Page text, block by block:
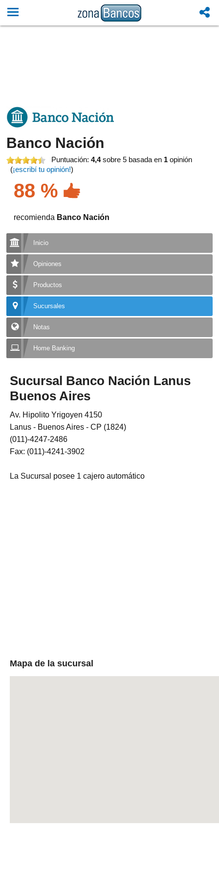
Banco Nación
Puntuación:4,4sobre 5 basada en 1 opinión
(¡escribí tu opinión!)
88 %
recomienda Banco Nación
Inicio
Opiniones
Productos
Sucursales
Notas
Home Banking
Sucursal Banco Nación Lanus
Buenos Aires
Av. Hipolito Yrigoyen 4150
Lanus - Buenos Aires - CP (1824)
(011)-4247-2486
Fax: (011)-4241-3902
La Sucursal posee 1 cajero automático
Mapa de la sucursal